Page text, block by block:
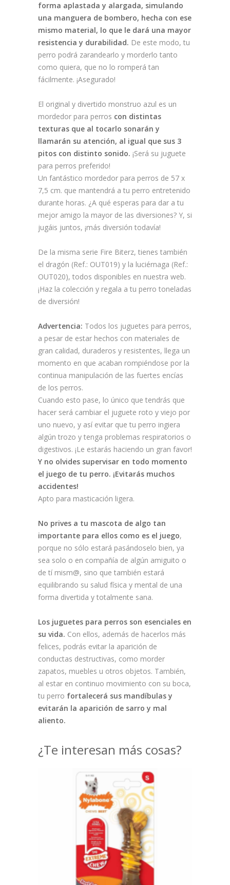
forma aplastada y alargada, simulando
una manguera de bombero, hecha con ese
mismo material, lo que le dará una mayor
resistencia y durabilidad. De este modo, tu
perro podrá zarandearlo y morderlo tanto
como quiera, que no lo romperá tan
fácilmente. ¡Asegurado!
El original y divertido monstruo azul es un
mordedor para perros con distintas
texturas que al tocarlo sonarán y
llamarán su atención, al igual que sus 3
pitos con distinto sonido. ¡Será su juguete
para perros preferido!
Un fantástico mordedor para perros de 57 x
7,5 cm. que mantendrá a tu perro entretenido
durante horas. ¿A qué esperas para dar a tu
mejor amigo la mayor de las diversiones? Y, si
jugáis juntos, ¡más diversión todavía!
De la misma serie Fire Biterz, tienes también
el dragón (Ref.: OUT019) y la luciérnaga (Ref.:
OUT020), todos disponibles en nuestra web.
¡Haz la colección y regala a tu perro toneladas
de diversión!
Advertencia: Todos los juguetes para perros,
a pesar de estar hechos con materiales de
gran calidad, duraderos y resistentes, llega un
momento en que acaban rompiéndose por la
continua manipulación de las fuertes encías
de los perros.
Cuando esto pase, lo único que tendrás que
hacer será cambiar el juguete roto y viejo por
uno nuevo, y así evitar que tu perro ingiera
algún trozo y tenga problemas respiratorios o
digestivos. ¡Le estarás haciendo un gran favor!
Y no olvides supervisar en todo momento
el juego de tu perro. ¡Evitarás muchos
accidentes!
Apto para masticación ligera.
No prives a tu mascota de algo tan
importante para ellos como es el juego,
porque no sólo estará pasándoselo bien, ya
sea solo o en compañía de algún amiguito o
de tí mism@, sino que también estará
equilibrando su salud física y mental de una
forma divertida y totalmente sana.
Los juguetes para perros son esenciales en
su vida. Con ellos, además de hacerlos más
felices, podrás evitar la aparición de
conductas destructivas, como morder
zapatos, muebles u otros objetos. También,
al estar en continuo movimiento con su boca,
tu perro fortalecerá sus mandíbulas y
evitarán la aparición de sarro y mal
aliento.
¿Te interesan más cosas?